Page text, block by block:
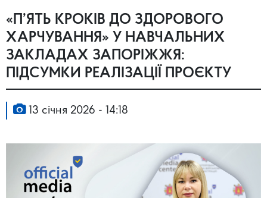
«П’ЯТЬ КРОКІВ ДО ЗДОРОВОГО
ХАРЧУВАННЯ» У НАВЧАЛЬНИХ
ЗАКЛАДАХ ЗАПОРІЖЖЯ:
ПІДСУМКИ РЕАЛІЗАЦІЇ ПРОЄКТУ
13 січня 2026 - 14:18